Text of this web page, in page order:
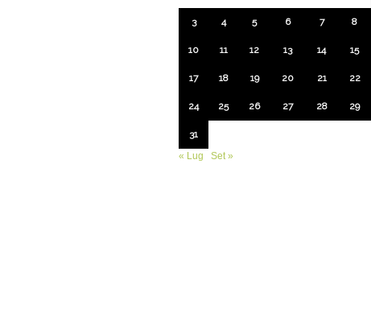
3 4 5 6 7 8
10 11 12 13 14 15
17 18 19 20 21 22
24 25 26 27 28 29
31
« Lug
Set »